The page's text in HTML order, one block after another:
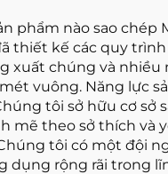
phẩm nào sao
thiết kế các quy
xuất chúng và nhiều
vuông. Năng lực
tôi sở hữu cơ sở
mẽ theo sở thích và
tôi có một đội
dụng rộng rãi trong